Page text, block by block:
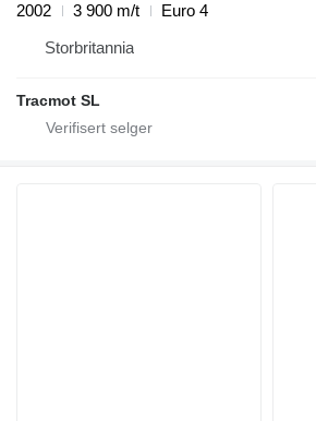
2002
3 900 m/t
Euro 4
Storbritannia
Tracmot SL